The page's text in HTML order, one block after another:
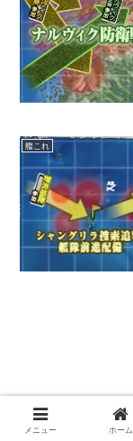
艦これ
メニュー ホーム